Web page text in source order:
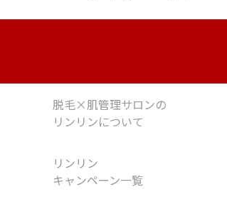
脱毛×肌管理サロンの
リンリンについて
リンリン
キャンペーン一覧